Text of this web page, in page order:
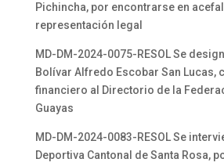
Pichincha, por encontrarse en
representación legal
MD-DM-2024-0075-RESOL Se
Bolívar Alfredo Escobar San Lucas,
financiero al Directorio de la
Guayas
MD-DM-2024-0083-RESOL Se
Deportiva Cantonal de Santa Rosa,